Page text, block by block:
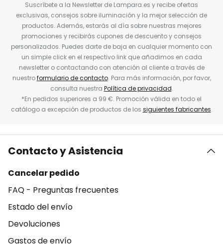
Suscríbete a la Newsletter de Lampara.es y recibe ofertas
exclusivas, consejos sobre iluminación y la mejor selección de
productos. Además, estarás al día sobre nuestras mejores
promociones y recibirás cupones de descuento y consejos
personalizados. Puedes darte de baja en cualquier momento con
un simple click en el respectivo link que añadimos en cada
newsletter o contactando con atención al cliente a través de
nuestroformulario de contacto. Para más información, por favor,
consulta nuestra Política de privacidad.
*En pedidos superiores a 99 €. Promoción válida en todo el
catálogo a excepción de productos de los siguientes fabricantes.
Contacto y Asistencia
Cancelar pedido
FAQ - Preguntas frecuentes
Estado del envío
Devoluciones
Gastos de envío